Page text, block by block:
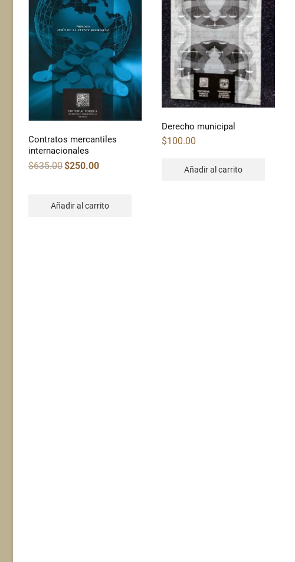
Contratos mercantiles
internacionales
$635.00 Original
price
$250.00Current
Añadir al carrito
Derecho municipal
$100.00
Añadir al carrito